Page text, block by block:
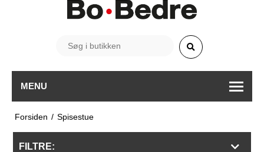
MENU
Forsiden / Spisestue
FILTRE: